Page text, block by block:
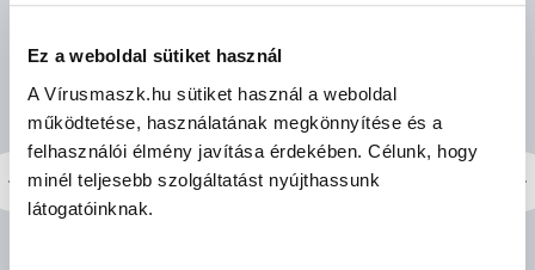
Ez a weboldal sütiket használ
A Vírusmaszk.hu sütiket használ a weboldal
működtetése, használatának megkönnyítése és a
felhasználói élmény javítása érdekében. Célunk, hogy
minél teljesebb szolgáltatást nyújthassunk
látogatóinknak.
Elysium E2 felkaros